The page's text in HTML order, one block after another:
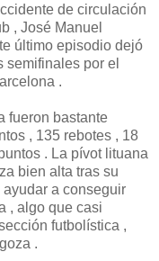
de circulación
, José Manuel
último episodio dejó
semifinales por el
.
fueron bastante
, 135 rebotes , 18
. La pívot lituana
bien alta tras su
a conseguir
, algo que casi
futbolística ,
.